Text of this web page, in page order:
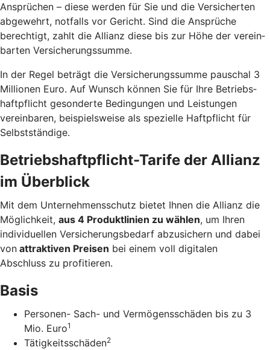
Ansprüchen – diese werden für Sie und die Versicherten
abgewehrt, notfalls vor Gericht. Sind die Ansprüche
berechtigt, zahlt die Allianz diese bis zur Höhe der verein­
barten Versicherungs­summe.
In der Regel beträgt die Versicherungs­summe pauschal 3
Millionen Euro. Auf Wunsch können Sie für Ihre Betriebs­
haftpflicht gesonderte Bedingungen und Leistungen
vereinbaren, beispielsweise als spezielle Haft­pflicht für
Selbst­ständige.
Betriebs­haftpflicht-Tarife der Allianz
im Überblick
Mit dem Unternehmens­schutz bietet Ihnen die Allianz die
Möglichkeit, aus 4 Produkt­linien zu wählen, um Ihren
individuellen Versicherungs­bedarf abzusichern und dabei
von attraktiven Preisen bei einem voll digitalen
Abschluss zu profitieren.
Basis
Personen- Sach- und Vermögensschäden bis zu 3
Mio. Euro1
Tätigkeitsschäden2